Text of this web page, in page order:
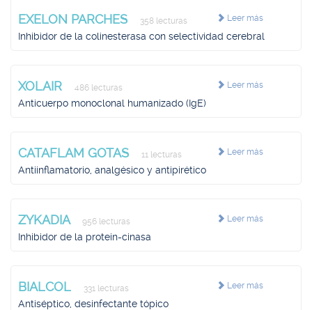
Leer más
EXELON PARCHES 358 lecturas
Inhibidor de la colinesterasa con selectividad cerebral
Leer más
XOLAIR 486 lecturas
Anticuerpo monoclonal humanizado (IgE)
Leer más
CATAFLAM GOTAS 11 lecturas
Antiinflamatorio, analgésico y antipirético
Leer más
ZYKADIA 956 lecturas
Inhibidor de la protein-cinasa
Leer más
BIALCOL 331 lecturas
Antiséptico, desinfectante tópico